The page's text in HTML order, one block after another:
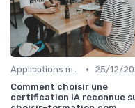
Applications métiers •
25/12/
Comment choisir une
certification IA reconnue